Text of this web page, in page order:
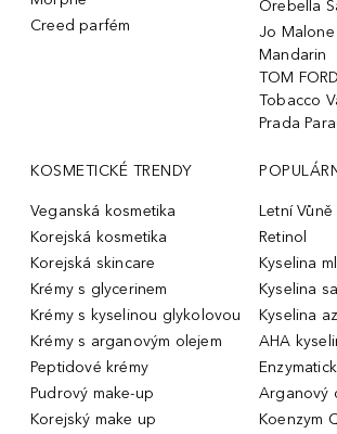
Creed parfém
Orebella
Jo Malone
Mandarin
TOM
Tobacco
Prada
KOSMETICKÉ TRENDY
Veganská kosmetika
Korejská kosmetika
Korejská skincare
Krémy s glycerinem
Krémy s kyselinou glykolovou
Krémy s arganovým olejem
Peptidové krémy
Pudrový make-up
Korejský make up
Letní Vůně
Retinol
Kyselina
Kyselina
Kyselina
AHA
Arganový
Koenzym